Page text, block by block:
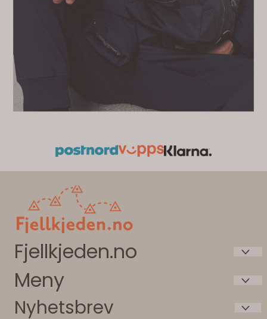
Fjellkjeden.no
Intersport Beitostølen AS
Bygdinvegen 3787
Meny
Våre butikker
Nyhetsbrev